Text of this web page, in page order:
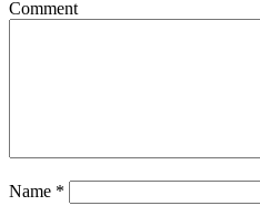
Comment
Name *